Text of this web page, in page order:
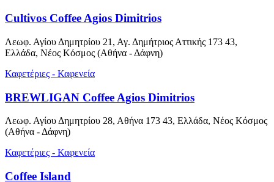
Cultivos Coffee Agios Dimitrios
Λεωφ. Αγίου Δημητρίου 21, Αγ. Δημήτριος Αττικής 173 43,
Ελλάδα, Νέος Κόσμος (Αθήνα - Δάφνη)
Καφετέριες - Καφενεία
BREWLIGAN Coffee Agios Dimitrios
Λεωφ. Αγίου Δημητρίου 28, Αθήνα 173 43, Ελλάδα, Νέος Κόσμος
(Αθήνα - Δάφνη)
Καφετέριες - Καφενεία
Coffee Island